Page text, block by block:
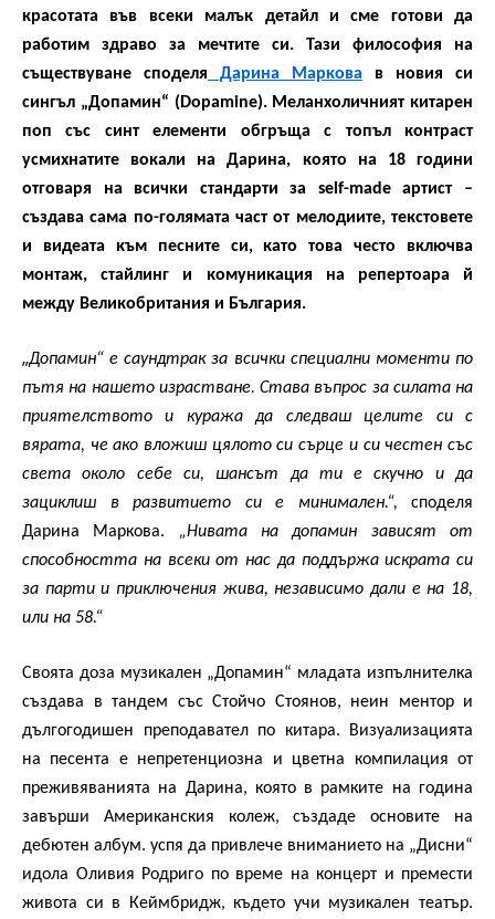
красотата във всеки малък детайл и сме готови да
работим здраво за мечтите си. Тази философия на
съществуване споделя Дарина Маркова в новия си
сингъл „Допамин“ ( Dopamine). Меланхоличният китарен
поп със синт елементи обгръща с топъл контраст
усмихнатите вокали на Дарина, която на 18 години
отговаря на всички стандарти за self-madeартист –
създава сама по-голямата част от мелодиите, текстовете
и видеата към песните си, като това често включва
монтаж, стайлинг и комуникация на репертоара й
между Великобритания и България.
„Допамин“ е саундтрак за всички специални моменти по
пътя на нашето израстване. Става въпрос за силата на
приятелството и куража да следваш целите си с
вярата, че ако вложиш цялото си сърце и си честен със
света около себе си, шансът да ти е скучно и да
зациклиш в развитието си е минимален.“, споделя
Дарина Маркова. „Нивата на допамин зависят от
способността на всеки от нас да поддържа искрата си
за парти и приключения жива, независимо дали е на 18,
или на 58.“
Своята доза музикален „Допамин“ младата изпълнителка
създава в тандем със Стойчо Стоянов, неин ментор и
дългогодишен преподавател по китара. Визуализацията
на песента е непретенциозна и цветна компилация от
преживяванията на Дарина, която в рамките на година
завърши Американския колеж, създаде основите на
дебютен албум. успя да привлече вниманието на „Дисни“
идола Оливия Родриго по време на концерт и премести
живота си в Кеймбридж, където учи музикален театър.